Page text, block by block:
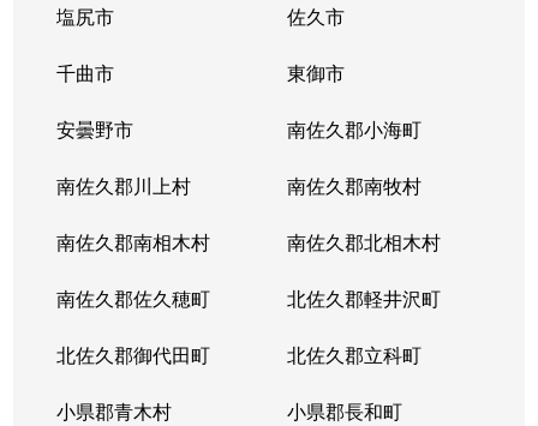
塩尻市 佐久市
千曲市 東御市
安曇野市 南佐久郡小海町
南佐久郡川上村 南佐久郡南牧村
南佐久郡南相木村 南佐久郡北相木村
南佐久郡佐久穂町 北佐久郡軽井沢町
北佐久郡御代田町 北佐久郡立科町
小県郡青木村 小県郡長和町